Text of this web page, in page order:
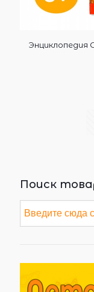
Энциклопедия
Поиск